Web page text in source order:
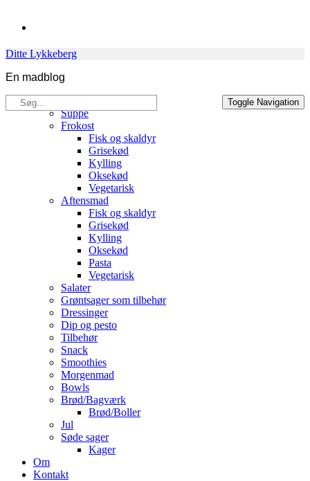
Ditte Lykkeberg
En madblog
Søg
efter:
Toggle Navigation
Opskrifter
Suppe
Frokost
Fisk og skaldyr
Grisekød
Kylling
Oksekød
Vegetarisk
Aftensmad
Fisk og skaldyr
Grisekød
Kylling
Oksekød
Pasta
Vegetarisk
Salater
Grøntsager som tilbehør
Dressinger
Dip og pesto
Tilbehør
Snack
Smoothies
Morgenmad
Bowls
Brød/Bagværk
Brød/Boller
Jul
Søde sager
Kager
Om
Kontakt